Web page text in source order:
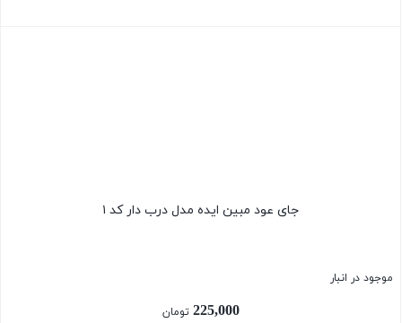
جای عود مبین ایده مدل درب دار کد ۱
موجود در انبار
225,000 تومان